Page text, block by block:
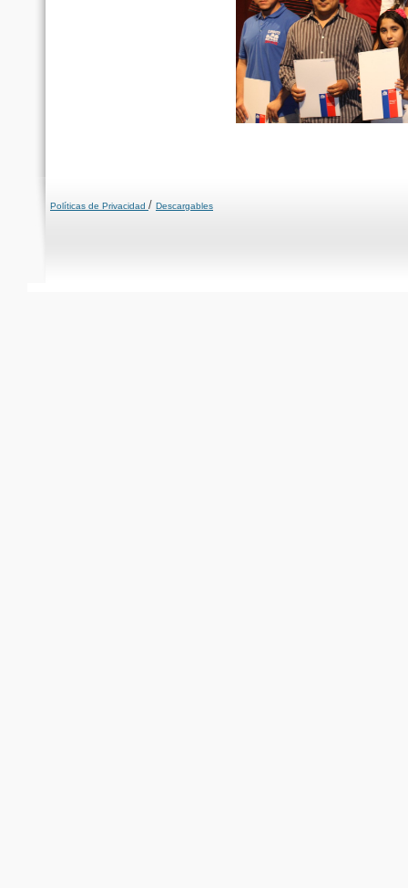
Políticas de Privacidad / Descargables